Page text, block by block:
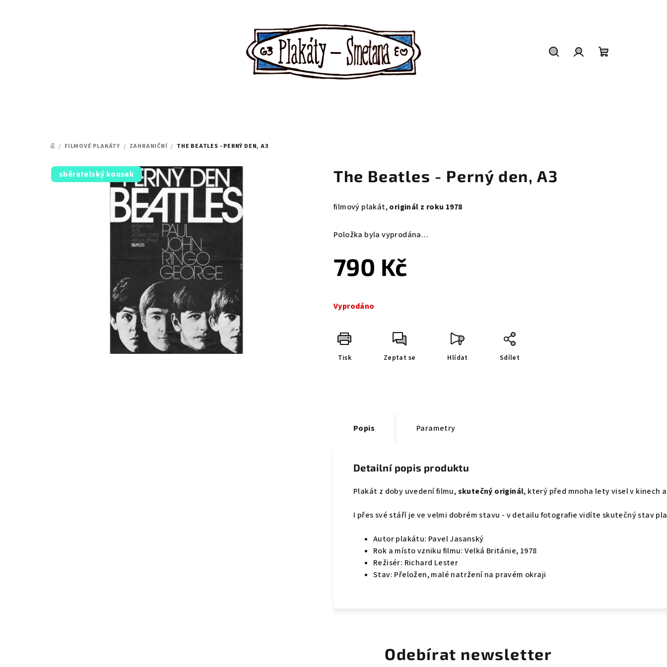
DOMŮ
/ FILMOVÉ PLAKÁTY / ZAHRANIČNÍ / THE BEATLES - PERNÝ DEN, A3
The Beatles - Perný den, A3
filmový plakát,originál z roku 1978
Položka byla vyprodána…
790 Kč
cena:
Vyprodáno
Tisk Zeptat se Hlídat Sdílet
sběratelský kousek
Popis Parametry
Detailní popis produktu
Plakát z doby uvedení filmu,skutečný originál, který před mnoha lety visel v kinech
I přes své stáří je ve velmi dobrém stavu - v detailu fotografie vidíte skutečný stav
Autor plakátu: Pavel Jasanský
Rok a místo vzniku filmu: Velká Británie, 1978
Režisér: Richard Lester
Stav: Přeložen, malé natržení na pravém okraji
Odebírat newsletter